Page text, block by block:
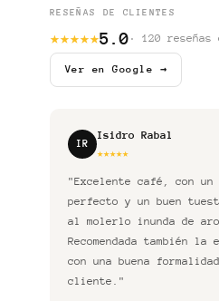
RESEÑAS DE CLIENTES
★★★★★5.0 · 120 reseñas
Ver en Google →
IR
Isidro Rabal
★★★★★
"Excelente café, con
perfecto y un buen
al molerlo inunda de
Recomendada también la
con una buena
cliente."